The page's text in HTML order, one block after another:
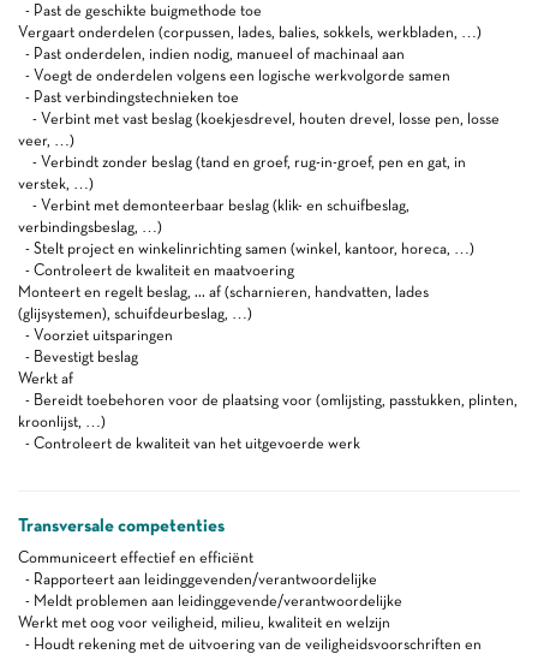
- Past de geschikte buigmethode toe
Vergaart onderdelen (corpussen, lades, balies, sokkels, werkbladen, …)
- Past onderdelen, indien nodig, manueel of machinaal aan
- Voegt de onderdelen volgens een logische werkvolgorde samen
- Past verbindingstechnieken toe
- Verbint met vast beslag (koekjesdrevel, houten drevel, losse pen, losse
veer, …)
- Verbindt zonder beslag (tand en groef, rug-in-groef, pen en gat, in
verstek, …)
- Verbint met demonteerbaar beslag (klik- en schuifbeslag,
verbindingsbeslag, …)
- Stelt project en winkelinrichting samen (winkel, kantoor, horeca, …)
- Controleert de kwaliteit en maatvoering
Monteert en regelt beslag, ... af (scharnieren, handvatten, lades
(glijsystemen), schuifdeurbeslag, …)
- Voorziet uitsparingen
- Bevestigt beslag
Werkt af
- Bereidt toebehoren voor de plaatsing voor (omlijsting, passtukken, plinten,
kroonlijst, …)
- Controleert de kwaliteit van het uitgevoerde werk
Transversale competenties
Communiceert effectief en efficiënt
- Rapporteert aan leidinggevenden/verantwoordelijke
- Meldt problemen aan leidinggevende/verantwoordelijke
Werkt met oog voor veiligheid, milieu, kwaliteit en welzijn
- Houdt rekening met de uitvoering van de veiligheidsvoorschriften en